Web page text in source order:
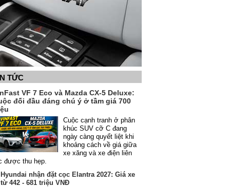
TỨC
VF 7 Eco và Mazda CX-5 Deluxe:
đối đầu đáng chú ý ở tầm giá 700
Cuộc cạnh tranh ở phân
khúc SUV cỡ C đang
ngày càng quyết liệt khi
khoảng cách về giá giữa
xe xăng và xe điện liên
được thu hẹp.
Hyundai nhận đặt cọc Elantra 2027: Giá xe
từ 442 - 681 triệu VNĐ